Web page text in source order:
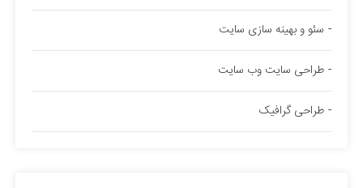
سئو و بهینه سازی سایت
طراحی سایت وب سایت
طراحی گرافیک